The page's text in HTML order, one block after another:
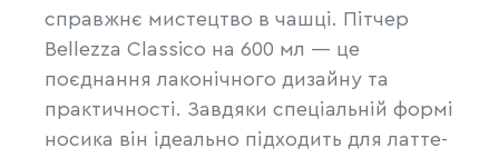
справжнє мистецтво в чашці. Пітчер
Bellezza Classicо на 600 мл — це
поєднання лаконічного дизайну та
практичності. Завдяки спеціальній формі
носика він ідеально підходить для латте-